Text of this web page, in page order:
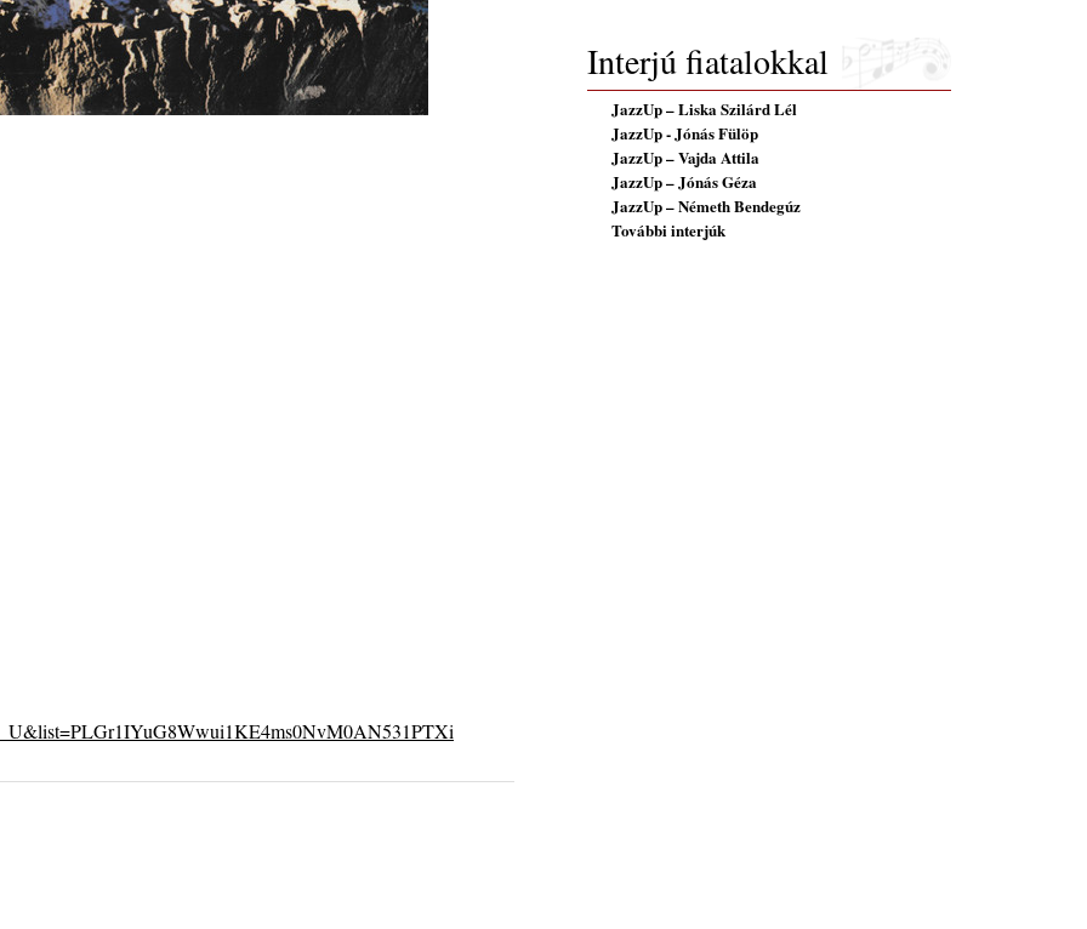
rész:
13-
Interjú fiatalokkal
JazzUp – Liska Szilárd Lél
JazzUp - Jónás Fülöp
JazzUp – Vajda Attila
JazzUp – Jónás Géza
JazzUp – Németh Bendegúz
További interjúk